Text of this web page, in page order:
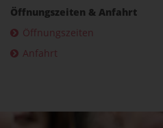
Öffnungszeiten & Anfahrt
Öffnungszeiten
Anfahrt